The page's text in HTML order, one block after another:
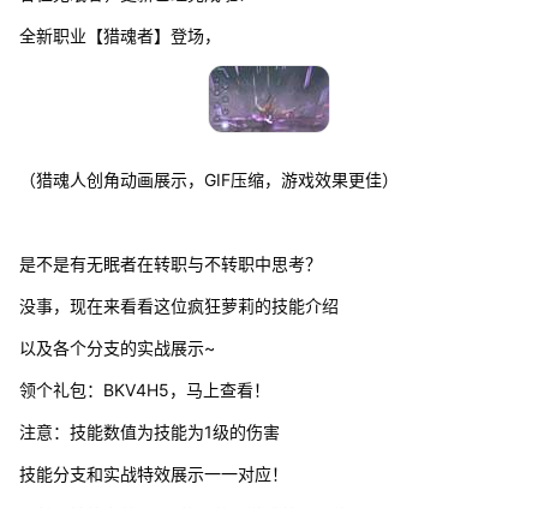
全新职业【猎魂者】登场，
（猎魂人创角动画展示，GIF压缩，游戏效果更佳）
是不是有无眠者在转职与不转职中思考？
没事，现在来看看这位疯狂萝莉的技能介绍
以及各个分支的实战展示~
领个礼包：BKV4H5，马上查看！
注意：技能数值为技能为1级的伤害
技能分支和实战特效展示一一对应！